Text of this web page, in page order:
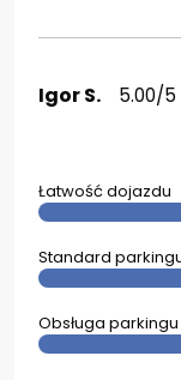
Igor S. 5.00/5
Łatwość dojazdu
Standard
Obsługa parkingu